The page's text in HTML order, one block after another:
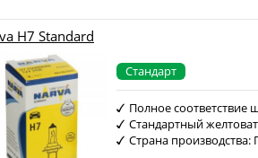
H7 Standard
Стандарт
Полное
Стандартный
Страна производства: